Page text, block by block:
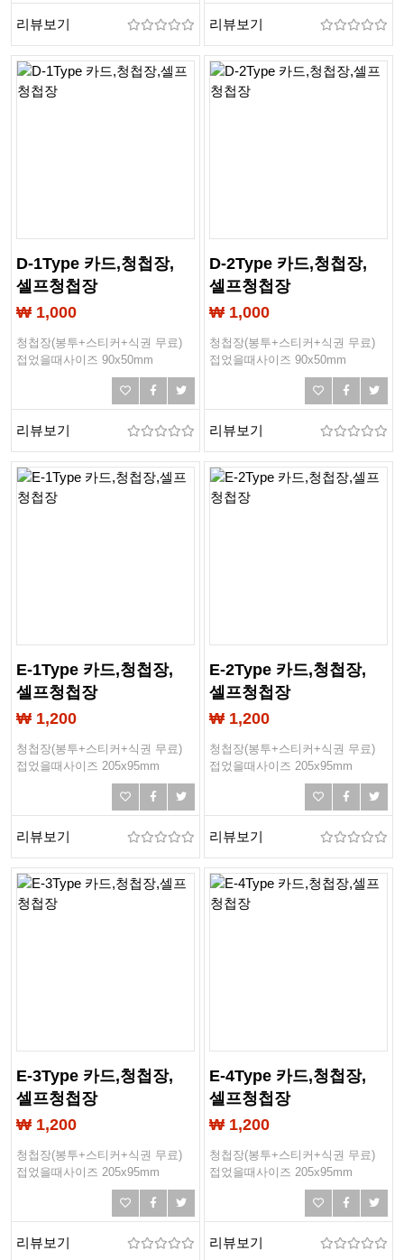
리뷰보기 리뷰보기
D-1Type 카드,청첩장,
셀프청첩장
₩ 1,000
청첩장(봉투+스티커+식권 무료)
접었을때사이즈 90x50mm
작업사이즈 103x93mm
봉투사이즈 90x60mm
리뷰보기
D-2Type 카드,청첩장,
셀프청첩장
₩ 1,000
청첩장(봉투+스티커+식권 무료)
접었을때사이즈 90x50mm
작업사이즈 103x93mm
봉투사이즈 90x60mm
리뷰보기
E-1Type 카드,청첩장,
셀프청첩장
₩ 1,200
청첩장(봉투+스티커+식권 무료)
접었을때사이즈 205x95mm
작업사이즈 413x98mm
봉투사이즈 205x97mm
리뷰보기
E-2Type 카드,청첩장,
셀프청첩장
₩ 1,200
청첩장(봉투+스티커+식권 무료)
접었을때사이즈 205x95mm
작업사이즈 413x98mm
봉투사이즈 205x97mm
리뷰보기
E-3Type 카드,청첩장,
셀프청첩장
₩ 1,200
청첩장(봉투+스티커+식권 무료)
접었을때사이즈 205x95mm
작업사이즈 208x193mm
봉투사이즈 205x97mm
리뷰보기
E-4Type 카드,청첩장,
셀프청첩장
₩ 1,200
청첩장(봉투+스티커+식권 무료)
접었을때사이즈 205x95mm
작업사이즈 208x193mm
봉투사이즈 205x97mm
리뷰보기